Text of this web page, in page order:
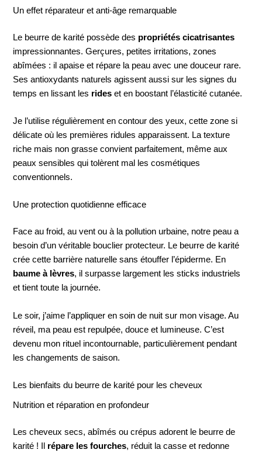
Un effet réparateur et anti-âge remarquable
Le beurre de karité possède des propriétés cicatrisantes
impressionnantes. Gerçures, petites irritations, zones
abîmées : il apaise et répare la peau avec une douceur rare.
Ses antioxydants naturels agissent aussi sur les signes du
temps en lissant les rides et en boostant l’élasticité cutanée.
Je l’utilise régulièrement en contour des yeux, cette zone si
délicate où les premières ridules apparaissent. La texture
riche mais non grasse convient parfaitement, même aux
peaux sensibles qui tolèrent mal les cosmétiques
conventionnels.
Une protection quotidienne efficace
Face au froid, au vent ou à la pollution urbaine, notre peau a
besoin d’un véritable bouclier protecteur. Le beurre de karité
crée cette barrière naturelle sans étouffer l’épiderme. En
baume à lèvres, il surpasse largement les sticks industriels
et tient toute la journée.
Le soir, j’aime l’appliquer en soin de nuit sur mon visage. Au
réveil, ma peau est repulpée, douce et lumineuse. C’est
devenu mon rituel incontournable, particulièrement pendant
les changements de saison.
Les bienfaits du beurre de karité pour les cheveux
Nutrition et réparation en profondeur
Les cheveux secs, abîmés ou crépus adorent le beurre de
karité ! Il répare les fourches, réduit la casse et redonne